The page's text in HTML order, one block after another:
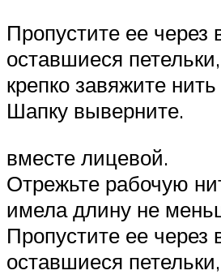
Пропустите ее через
оставшиеся
крепко завяжите
Шапку выверните.
вместе лицевой.
Отрежьте рабочую
имела длину не
Пропустите ее через
оставшиеся